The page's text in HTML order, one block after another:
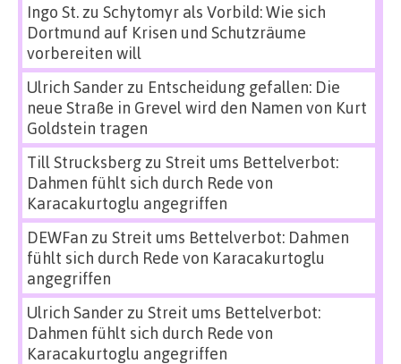
Ingo St.zu Schytomyr als Vorbild: Wie sich
Dortmund auf Krisen und Schutzräume
vorbereiten will
Ulrich Sanderzu Entscheidung gefallen: Die
neue Straße in Grevel wird den Namen von Kurt
Goldstein tragen
Till Strucksbergzu Streit ums Bettelverbot:
Dahmen fühlt sich durch Rede von
Karacakurtoglu angegriffen
DEWFan zu Streit ums Bettelverbot: Dahmen
fühlt sich durch Rede von Karacakurtoglu
angegriffen
Ulrich Sanderzu Streit ums Bettelverbot:
Dahmen fühlt sich durch Rede von
Karacakurtoglu angegriffen